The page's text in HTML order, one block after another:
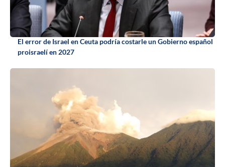
El error de Israel en Ceuta podría costarle un Gobierno español
proisraelí en 2027